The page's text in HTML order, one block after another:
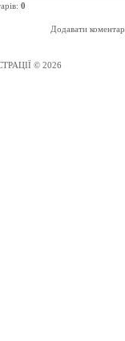
: 0
Додавати
© 2026